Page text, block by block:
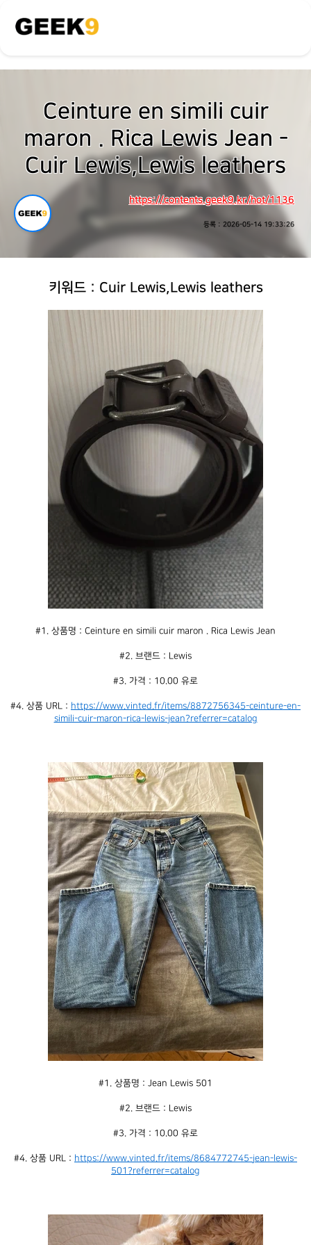
Ceinture en simili cuir
maron . Rica Lewis Jean -
Cuir Lewis,Lewis leathers
https://contents.geek9.kr/hot/1136
등록 : 2026-05-14 19:33:26
키워드 : Cuir Lewis,Lewis leathers
#1. 상품명 : Ceinture en simili cuir maron . Rica Lewis Jean
#2. 브랜드 : Lewis
#3. 가격 : 10.00 유로
#4. 상품 URL : https://www.vinted.fr/items/8872756345-ceinture-en-
simili-cuir-maron-rica-lewis-jean?referrer=catalog
#1. 상품명 : Jean Lewis 501
#2. 브랜드 : Lewis
#3. 가격 : 10.00 유로
#4. 상품 URL : https://www.vinted.fr/items/8684772745-jean-lewis-
501?referrer=catalog